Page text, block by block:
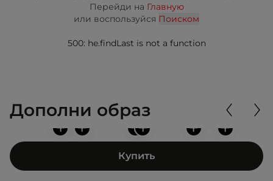
Перейди на Главную
или воспользуйся Поиском
500: he.findLast is not a function
Дополни образ
+
+
+ + +
+
Купить